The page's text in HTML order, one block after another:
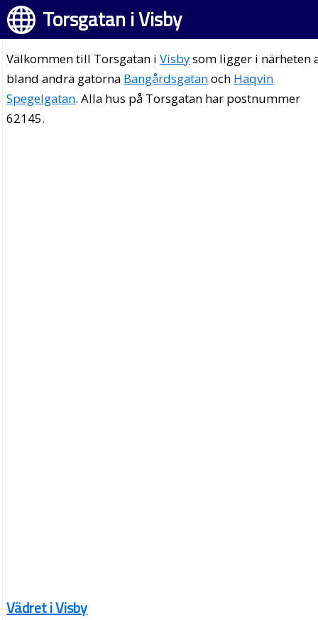
Torsgatan i Visby
Välkommen till Torsgatan iVisbysom ligger i närheten
bland andra gatorna Bangårdsgatanoch Haqvin
Spegelgatan. Alla hus på Torsgatan har postnummer
62145.
Vädret i Visby